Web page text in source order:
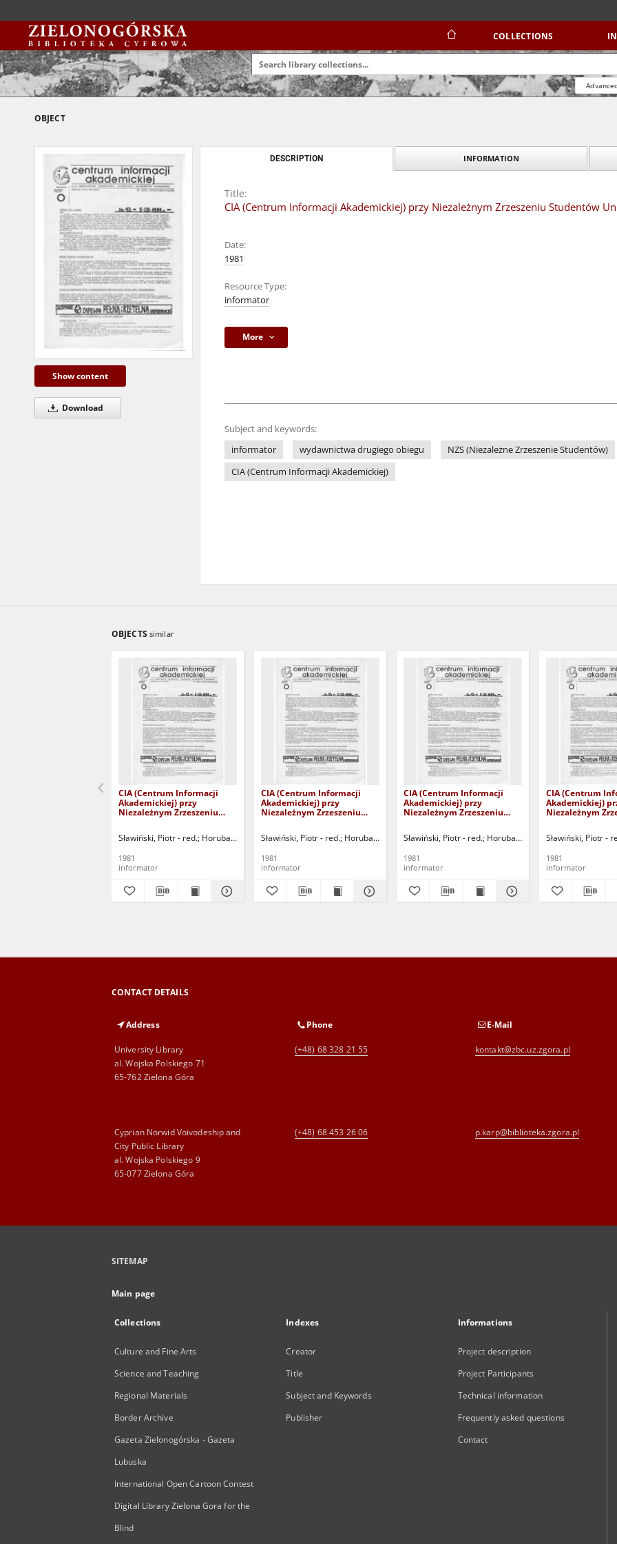
COLLECTIONS
OBJECT
Show content
Download
DESCRIPTION INFORMATION
Title:
CIA (Centrum Informacji Akademickiej) przy Niezależnym Zrzeszeniu Studentów
Date:
1981
Resource Type:
informator
More
Subject and keywords:
informator
wydawnictwa drugiego obiegu NZS (Niezależne Zrzeszenie Studentów)
CIA (Centrum Informacji Akademickiej)
OBJECTS similar
CIA (Centrum Informacji
Akademickiej) przy
Niezależnym Zrzeszeniu
(11.03.1981)
Sławiński, Piotr - red. Horubała, Andrzej - red. Bujalski, Paweł - red.
1981
informator
CIA (Centrum Informacji
Akademickiej) przy
Niezależnym Zrzeszeniu
(16.03.1981)
Sławiński, Piotr - red. Horubała, Andrzej - red. Bujalski, Paweł - red. Węgrzyn, Monika - red.
1981
informator
CIA (Centrum Informacji
Akademickiej) przy
Niezależnym Zrzeszeniu
(20.03.1981)
Sławiński, Piotr - red. Horubała, Andrzej - red. Bujalski,
1981
informator
CIA (Centrum
Akademickiej)
Niezależnym
(21.03.1981)
Sławiński, Piotr -
1981
informator
CONTACT DETAILS
Address
University Library
al. Wojska Polskiego 71
65-762 Zielona Góra
Phone
(+48) 68 328 21 55
E-Mail
kontakt@zbc.uz.zgora.pl
Cyprian Norwid Voivodeship and
City Public Library
al. Wojska Polskiego 9
65-077 Zielona Góra
(+48) 68 453 26 06 p.karp@biblioteka.zgora.pl
SITEMAP
Main page
Collections
Culture and Fine Arts
Science and Teaching
Regional Materials
Border Archive
Gazeta Zielonogórska - Gazeta
Lubuska
International Open Cartoon Contest
Digital Library Zielona Gora for the
Blind
Indexes
Creator
Title
Subject and Keywords
Publisher
Informations
Project description
Project Participants
Technical information
Frequently asked questions
Contact